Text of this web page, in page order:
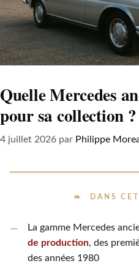
Quelle Mercedes
pour sa collection ?
4 juillet 2026 par Philippe
DANS
La gamme Mercedes
de production, des
des années 1980